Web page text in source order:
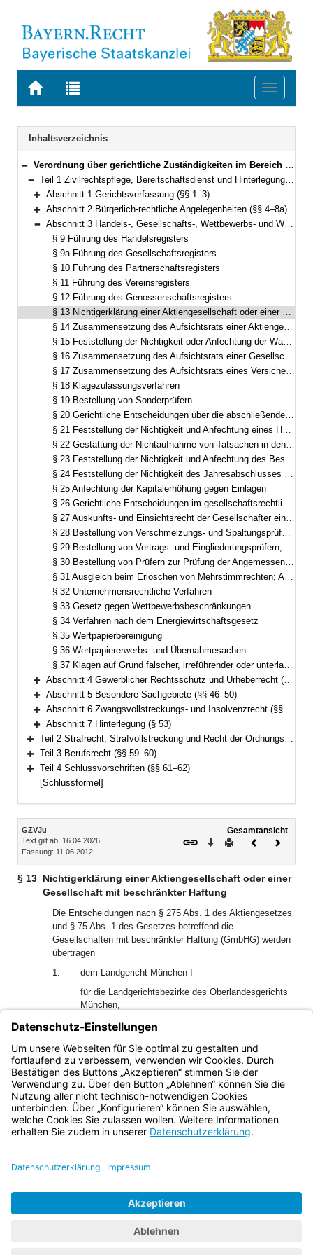
Zur
BAYERN.RECHT
Zur
letzten
Suche
Toggle
Navigation
Inhaltsverzeichnis
Bereich reduzieren
Verordnung über gerichtliche Zuständigkeiten im Bereich des Staatsministeriums der Justiz (Gerichtliche Zuständigkeitsverordnung Justiz – GZVJu) Vom 11. Juni 2012 (GVBl. S. 295) BayRS 300-3-1-J (§§ 1–62)
Bereich reduzieren
Teil 1 Zivilrechtspflege, Bereitschaftsdienst und Hinterlegung (§§ 1–53)
Bereich erweitern
Abschnitt 1 Gerichtsverfassung (§§ 1–3)
Bereich erweitern
Abschnitt 2 Bürgerlich-rechtliche Angelegenheiten (§§ 4–8a)
Bereich reduzieren
Abschnitt 3 Handels-, Gesellschafts-, Wettbewerbs- und Wertpapierrecht (§§ 9–37)
§ 9 Führung des Handelsregisters
§ 9a Führung des Gesellschaftsregisters
§ 10 Führung des Partnerschaftsregisters
§ 11 Führung des Vereinsregisters
§ 12 Führung des Genossenschaftsregisters
§ 13 Nichtigerklärung einer Aktiengesellschaft oder einer Gesellschaft mit beschränkter Haftung
§ 14 Zusammensetzung des Aufsichtsrats einer Aktiengesellschaft sowie Auskunftsrecht des Aktionärs
§ 15 Feststellung der Nichtigkeit oder Anfechtung der Wahl von Aufsichtsratsmitgliedern, Verwaltungsratsmitgliedern und Aufsichtsorganmitgliedern
§ 16 Zusammensetzung des Aufsichtsrats einer Gesellschaft mit beschränkter Haftung oder einer bergrechtlichen Gewerkschaft
§ 17 Zusammensetzung des Aufsichtsrats eines Versicherungsvereins auf Gegenseitigkeit und Auskunftspflicht
§ 18 Klagezulassungsverfahren
§ 19 Bestellung von Sonderprüfern
§ 20 Gerichtliche Entscheidungen über die abschließenden Feststellungen der Sonderprüfer
§ 21 Feststellung der Nichtigkeit und Anfechtung eines Hauptversammlungsbeschlusses
§ 22 Gestattung der Nichtaufnahme von Tatsachen in den Prüfungsbericht
§ 23 Feststellung der Nichtigkeit und Anfechtung des Beschlusses über die Verwendung des Bilanzgewinns
§ 24 Feststellung der Nichtigkeit des Jahresabschlusses oder Anfechtung der Feststellung des Jahresabschlusses durch die Hauptversammlung und die oberste Vertretung
§ 25 Anfechtung der Kapitalerhöhung gegen Einlagen
§ 26 Gerichtliche Entscheidungen im gesellschaftsrechtlichen Spruchverfahren
§ 27 Auskunfts- und Einsichtsrecht der Gesellschafter einer Gesellschaft mit beschränkter Haftung
§ 28 Bestellung von Verschmelzungs- und Spaltungsprüfern; Ersatz von Auslagen und Vergütung
§ 29 Bestellung von Vertrags- und Eingliederungsprüfern; Ersatz von Auslagen und Vergütung
§ 30 Bestellung von Prüfern zur Prüfung der Angemessenheit der Barabfindung beim Ausschluss von Minderheitsaktionären; Ersatz von Auslagen und Vergütung
§ 31 Ausgleich beim Erlöschen von Mehrstimmrechten; Antrag auf gerichtliche Bestimmung des angemessenen Ausgleichs
§ 32 Unternehmensrechtliche Verfahren
§ 33 Gesetz gegen Wettbewerbsbeschränkungen
§ 34 Verfahren nach dem Energiewirtschaftsgesetz
§ 35 Wertpapierbereinigung
§ 36 Wertpapiererwerbs- und Übernahmesachen
§ 37 Klagen auf Grund falscher, irreführender oder unterlassener öffentlicher Kapitalmarktinformationen und vertraglicher Erfüllungsansprüche aus Angeboten nach dem Wertpapiererwerbs- und Übernahmegesetz
Bereich erweitern
Abschnitt 4 Gewerblicher Rechtsschutz und Urheberrecht (§§ 38–45a)
Bereich erweitern
Abschnitt 5 Besondere Sachgebiete (§§ 46–50)
Bereich erweitern
Abschnitt 6 Zwangsvollstreckungs- und Insolvenzrecht (§§ 51–52)
Bereich erweitern
Abschnitt 7 Hinterlegung (§ 53)
Bereich erweitern
Teil 2 Strafrecht, Strafvollstreckung und Recht der Ordnungswidrigkeiten (§§ 54–58)
Bereich erweitern
Teil 3 Berufsrecht (§§ 59–60)
Bereich erweitern
Teil 4 Schlussvorschriften (§§ 61–62)
[Schlussformel]
Inhalt
GZVJu
Text gilt ab: 16.04.2026
Fassung: 11.06.2012
Gesamtansicht
Download
DruckenVorheriges
§ 13 Nichtigerklärung einer Aktiengesellschaft oder einer
Gesellschaft mit beschränkter Haftung
Die Entscheidungen nach § 275 Abs. 1 des Aktiengesetzes
und § 75 Abs. 1 des Gesetzes betreffend die
Gesellschaften mit beschränkter Haftung (GmbHG) werden
übertragen
1.
dem Landgericht München I
für die Landgerichtsbezirke des Oberlandesgerichts
München,
2.
dem Landgericht Nürnberg-Fürth
für die Landgerichtsbezirke der Oberlandesgerichte
Nürnberg und Bamberg.
Bayern.de
BayernPortal
Impressum